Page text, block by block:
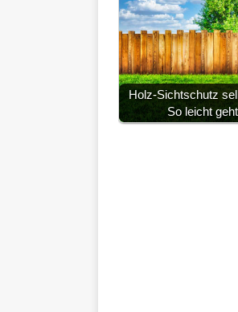
Holz-Sichtschutz
So leicht